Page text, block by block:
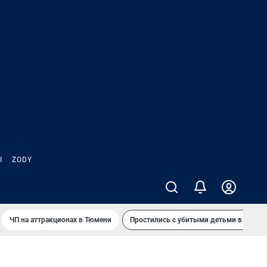
ZODY
ЧП на аттракционах в Тюмени Простились с убитыми детьми в